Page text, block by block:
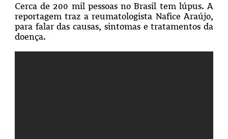
Cerca de 200 mil pessoas no Brasil tem lúpus. A
reportagem traz a reumatologista Nafice Araújo,
para falar das causas, sintomas e tratamentos da
doença.